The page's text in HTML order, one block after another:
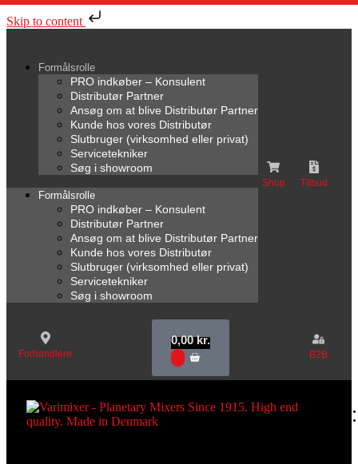
Skip to content
Formålsrolle
PRO indkøber – Konsulent
Distributør Partner
Ansøg om at blive Distributør Partner
Kunde hos vores Distributør
Slutbruger (virksomhed eller privat)
Servicetekniker
Søg i showroom
Formålsrolle
PRO indkøber – Konsulent
Distributør Partner
Ansøg om at blive Distributør Partner
Kunde hos vores Distributør
Slutbruger (virksomhed eller privat)
Servicetekniker
Søg i showroom
Shop Tilbud
Forhandlere
0,00kr.
B2B